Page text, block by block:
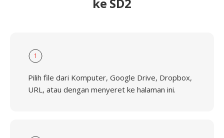
1
Pilih file dari Komputer, Google Drive, Dropbox,
URL, atau dengan menyeret ke halaman ini.